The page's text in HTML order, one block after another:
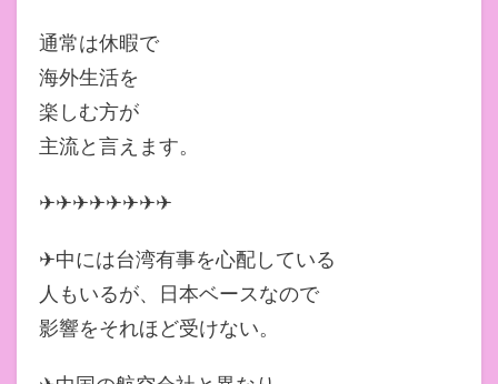
通常は休暇で
海外生活を
楽しむ方が
主流と言えます。
✈✈✈✈✈✈✈✈
✈中には台湾有事を心配している
人もいるが、日本ベースなので
影響をそれほど受けない。